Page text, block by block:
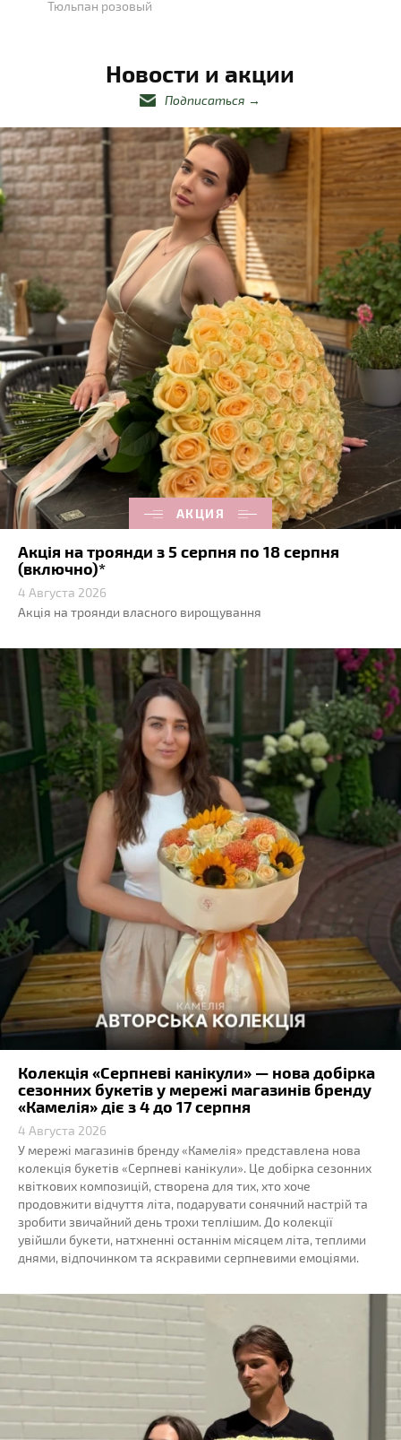
Тюльпан розовый
Новости и акции
Подписаться →
АКЦИЯ
Акція на троянди з 5 серпня по 18 серпня
(включно)*
4 Августа 2026
Акція на троянди власного вирощування
Колекція «Серпневі канікули» — нова добірка
сезонних букетів у мережі магазинів бренду
«Камелія» діє з 4 до 17 серпня
4 Августа 2026
У мережі магазинів бренду «Камелія» представлена нова
колекція букетів «Серпневі канікули». Це добірка сезонних
квіткових композицій, створена для тих, хто хоче
продовжити відчуття літа, подарувати сонячний настрій та
зробити звичайний день трохи теплішим. До колекції
увійшли букети, натхненні останнім місяцем літа, теплими
днями, відпочинком та яскравими серпневими емоціями.